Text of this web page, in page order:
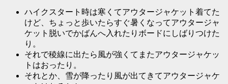
ハイクスタート時は寒くてアウタージャケット着てた
けど、ちょっと歩いたらすぐ暑くなってアウタージャ
ケット脱いでかばんへ入れたりボードにしばりつけた
り。
それで稜線に出たら風が強くてまたアウタージャケッ
トはおったり。
それとか、雪が降ったり風が出てきてアウタージャケ